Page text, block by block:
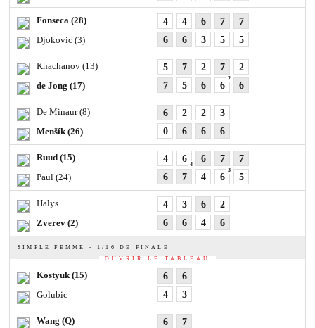
Fonseca (28)
Djokovic (3)
4
6
4
6
6
3
7
5
7
5
Khachanov (13)
de Jong (17)
5
7
7
5
2
6
7
6
2
2
6
De Minaur(8)
Menšík (26)
6
0
2
6
2
6
3
6
Ruud (15)
Paul (24)
4
6
6
4
7
6
4
7
6
3
7
5
Halys
Zverev (2)
4
6
3
6
6
4
2
6
SIMPLE FEMME - 1/16 DE FINALE
OUVRIR LE TABLEAU
Kostyuk (15)
Golubic
6
4
6
3
Wang (Q)
6
7